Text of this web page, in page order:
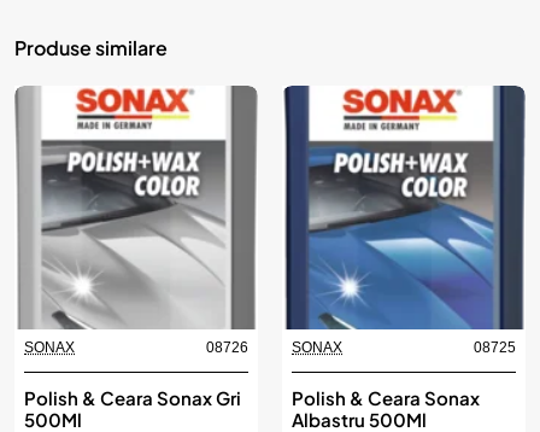
Produse similare
SONAX 08726
Polish & Ceara Sonax Gri
500Ml
SONAX 08725
Polish & Ceara Sonax
Albastru 500Ml